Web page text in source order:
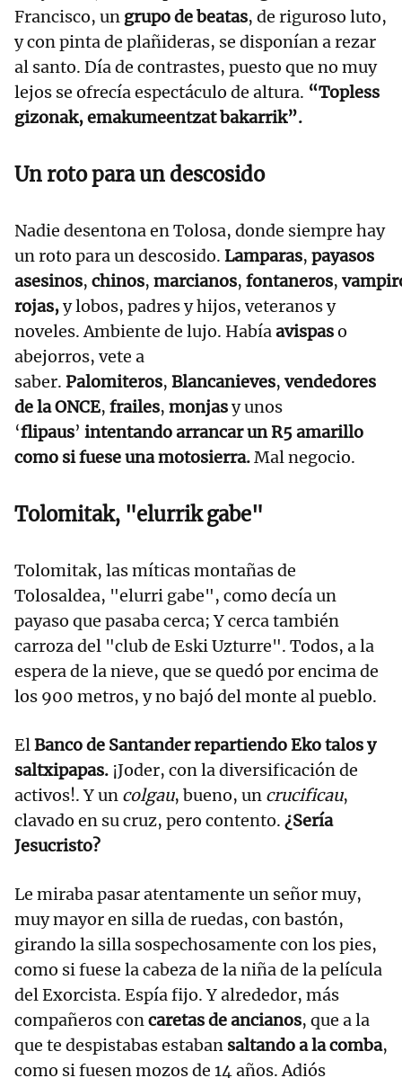
Francisco, un grupo de beatas, de riguroso luto,
y con pinta de plañideras, se disponían a rezar
al santo. Día de contrastes, puesto que no muy
lejos se ofrecía espectáculo de altura. “Topless
gizonak, emakumeentzat bakarrik”.
Un roto para un descosido
Nadie desentona en Tolosa, donde siempre hay
un roto para un descosido. Lamparas, payasos
asesinos, chinos, marcianos, fontaneros,
rojas,y lobos, padres y hijos, veteranos y
noveles. Ambiente de lujo. Habíaavispaso
abejorros, vete a
saber. Palomiteros, Blancanieves, vendedores
de la ONCE, frailes, monjasy unos
‘flipaus’ intentando arrancar un R5 amarillo
como si fuese una motosierra.Mal negocio.
Tolomitak, "elurrik gabe"
Tolomitak, las míticas montañas de
Tolosaldea, "elurri gabe", como decía un
payaso que pasaba cerca; Y cerca también
carroza del "club de Eski Uzturre". Todos, a la
espera de la nieve, que se quedó por encima de
los 900 metros, y no bajó del monte al pueblo.
ElBanco de Santander repartiendo Eko talos y
saltxipapas. ¡Joder, con la diversificación de
activos!. Y un colgau, bueno, un crucificau,
clavado en su cruz, pero contento. ¿Sería
Jesucristo?
Le miraba pasar atentamente un señor muy,
muy mayor en silla de ruedas, con bastón,
girando la silla sospechosamente con los pies,
como si fuese la cabeza de la niña de la película
del Exorcista. Espía fijo. Y alrededor, más
compañeros concaretas de ancianos, que a la
que te despistabas estaban saltando a la comba,
como si fuesen mozos de 14 años. Adiós